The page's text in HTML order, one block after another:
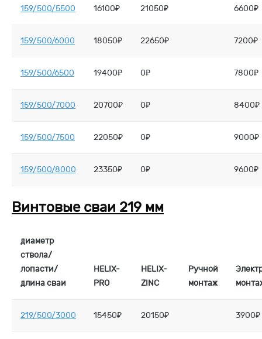
159/500/5500 16100₽ 21050₽ 6600₽
159/500/6000 18050₽ 22650₽ 7200₽
159/500/6500 19400₽ 0₽ 7800₽
159/500/7000 20700₽ 0₽ 8400₽
159/500/7500 22050₽ 0₽ 9000₽
159/500/8000 23350₽ 0₽ 9600₽
Винтовые сваи 219 мм
диаметр
ствола/
лопасти/
длина сваи
HELIX-
PRO
HELIX-
ZINC
Ручной
монтаж
219/500/3000 15450₽ 20150₽ 3900₽